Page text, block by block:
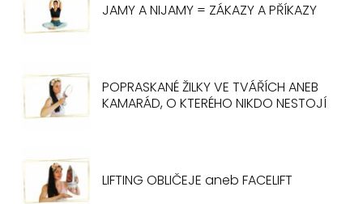
JAMY A NIJAMY = ZÁKAZY A PŘÍKAZY
POPRASKANÉ ŽILKY VE TVÁŘÍCH ANEB
KAMARÁD, O KTERÉHO NIKDO NESTOJÍ
LIFTING OBLIČEJE aneb FACELIFT